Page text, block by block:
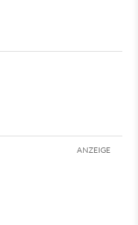
ANZEIGE